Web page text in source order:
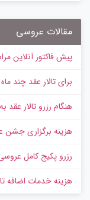
مقالات عروسی
پیش‌ فاکتور
برای تالار عقد چند
هنگام رزرو تالار
هزینه برگزاری جشن عقد برای
رزرو پکیج کامل
هزینه خدمات اضافه